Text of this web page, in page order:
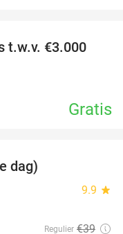
t.w.v. €3.000
Gratis
dag)
9.9 star
Regulier €39